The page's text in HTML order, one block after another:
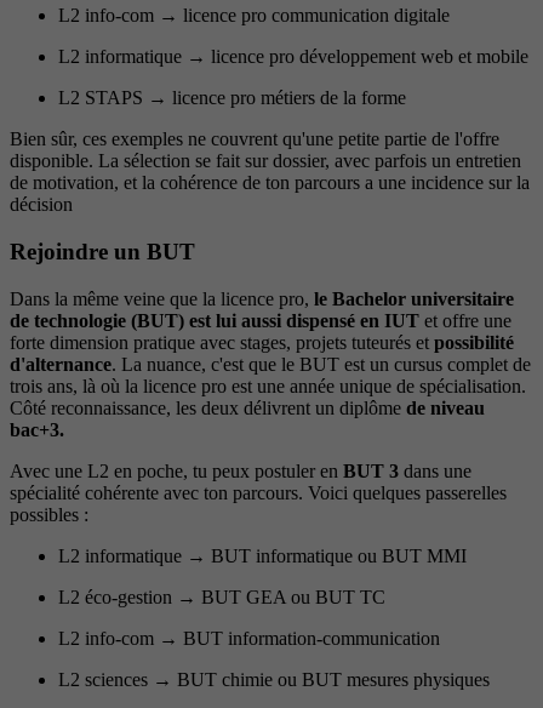
L2 info-com → licence pro communication digitale
L2 informatique → licence pro développement web et mobile
L2 STAPS → licence pro métiers de la forme
Bien sûr, ces exemples ne couvrent qu'une petite partie de l'offre
disponible. La sélection se fait sur dossier, avec parfois un entretien
de motivation, et la cohérence de ton parcours a une incidence sur la
décision
Rejoindre un BUT
Dans la même veine que la licence pro, le Bachelor universitaire
de technologie (BUT) est lui aussi dispensé en IUT et offre une
forte dimension pratique avec stages, projets tuteurés et possibilité
d'alternance. La nuance, c'est que le BUT est un cursus complet de
trois ans, là où la licence pro est une année unique de spécialisation.
Côté reconnaissance, les deux délivrent un diplôme de niveau
bac+3.
Avec une L2 en poche, tu peux postuler en BUT 3 dans une
spécialité cohérente avec ton parcours. Voici quelques passerelles
possibles :
L2 informatique → BUT informatique ou BUT MMI
L2 éco-gestion → BUT GEA ou BUT TC
L2 info-com → BUT information-communication
L2 sciences → BUT chimie ou BUT mesures physiques